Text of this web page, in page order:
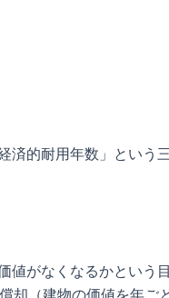
的耐用年数」という
がなくなるかという